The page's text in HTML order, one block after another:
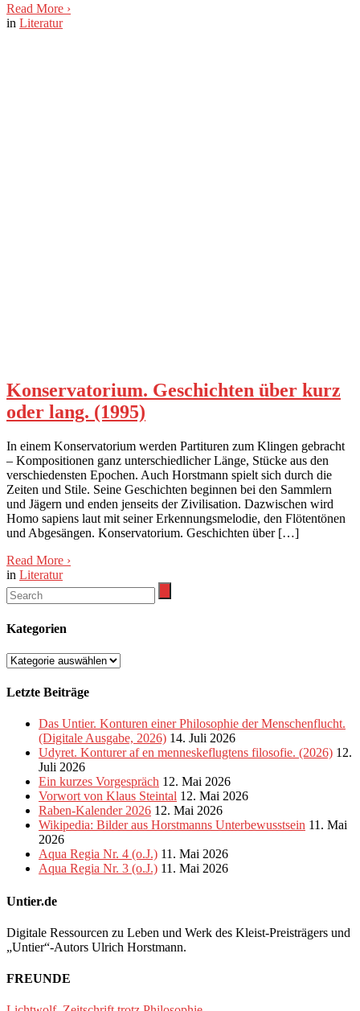
Read More ›
in Literatur
Konservatorium. Geschichten über kurz
oder lang. (1995)
In einem Konservatorium werden Partituren zum Klingen gebracht
– Kompositionen ganz unterschiedlicher Länge, Stücke aus den
verschiedensten Epochen. Auch Horstmann spielt sich durch die
Zeiten und Stile. Seine Geschichten beginnen bei den Sammlern
und Jägern und enden jenseits der Zivilisation. Dazwischen wird
Homo sapiens laut mit seiner Erkennungsmelodie, den Flötentönen
und Abgesängen. Konservatorium. Geschichten über […]
Read More ›
in Literatur
Kategorien
Kategorien
Letzte Beiträge
Das Untier. Konturen einer Philosophie der Menschenflucht.
(Digitale Ausgabe, 2026) 14. Juli 2026
Udyret. Konturer af en menneskeflugtens filosofie. (2026) 12.
Juli 2026
Ein kurzes Vorgespräch 12. Mai 2026
Vorwort von Klaus Steintal 12. Mai 2026
Raben-Kalender 2026 12. Mai 2026
Wikipedia: Bilder aus Horstmanns Unterbewusstsein 11. Mai
2026
Aqua Regia Nr. 4 (o.J.) 11. Mai 2026
Aqua Regia Nr. 3 (o.J.) 11. Mai 2026
Untier.de
Digitale Ressourcen zu Leben und Werk des Kleist-Preisträgers und
„Untier“-Autors Ulrich Horstmann.
FREUNDE